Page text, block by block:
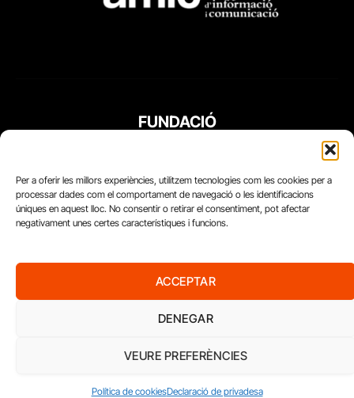
Per a oferir les millors experiències, utilitzem tecnologies com les cookies per a
processar dades com el comportament de navegació o les identificacions
úniques en aquest lloc. No consentir o retirar el consentiment, pot afectar
negativament unes certes característiques i funcions.
ACCEPTAR
DENEGAR
VEURE PREFERÈNCIES
Política de cookiesDeclaració de privadesa
FUNDACIÓ